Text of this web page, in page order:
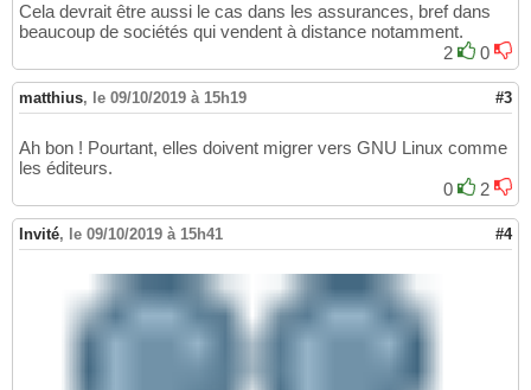
Cela devrait être aussi le cas dans les assurances, bref dans
beaucoup de sociétés qui vendent à distance notamment.
2
0
matthius, le 09/10/2019 à 15h19 #3
Ah bon ! Pourtant, elles doivent migrer vers GNU Linux comme
les éditeurs.
0
2
Invité, le 09/10/2019 à 15h41 #4